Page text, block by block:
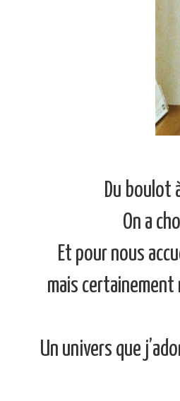
Du boulot
On a
Et pour nous
mais certainement
Un univers que